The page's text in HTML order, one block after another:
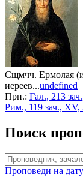
Сщмчч. Ермолая
иереев...undefined
Прп.: Гал., 213
Рим., 119 зач., XV,
Поиск
Проповеди на дату